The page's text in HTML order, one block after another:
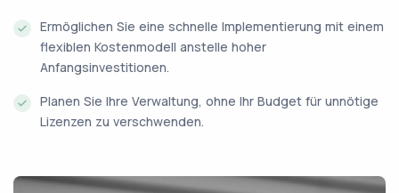
Ermöglichen Sie eine schnelle Implementierung mit einem
flexiblen Kostenmodell anstelle hoher
Anfangsinvestitionen.
Planen Sie Ihre Verwaltung, ohne Ihr Budget für unnötige
Lizenzen zu verschwenden.